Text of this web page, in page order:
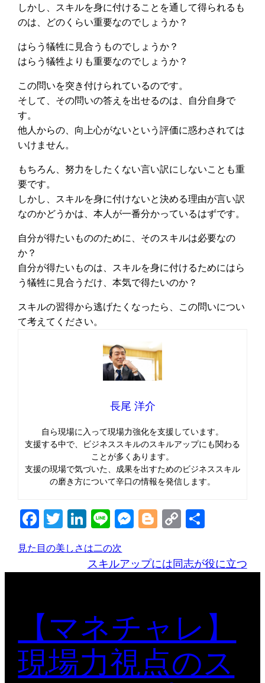
しかし、スキルを身に付けることを通して得られるも
のは、どのくらい重要なのでしょうか？
はらう犠牲に見合うものでしょうか？
はらう犠牲よりも重要なのでしょうか？
この問いを突き付けられているのです。
そして、その問いの答えを出せるのは、自分自身で
す。
他人からの、向上心がないという評価に惑わされては
いけません。
もちろん、努力をしたくない言い訳にしないことも重
要です。
しかし、スキルを身に付けないと決める理由が言い訳
なのかどうかは、本人が一番分かっているはずです。
自分が得たいもののために、そのスキルは必要なの
か？
自分が得たいものは、スキルを身に付けるためにはら
う犠牲に見合うだけ、本気で得たいのか？
スキルの習得から逃げたくなったら、この問いについ
て考えてください。
長尾 洋介
自ら現場に入って現場力強化を支援しています。
支援する中で、ビジネススキルのスキルアップにも関わる
ことが多くあります。
支援の現場で気づいた、成果を出すためのビジネススキル
の磨き方について辛口の情報を発信します。
Facebook
Twitter
LinkedIn
LineMessenger
Blogger
Copy
見た目の美しさは二の次
スキルアップには同志が役に立つ
【マネチャレ】
現場力視点のス